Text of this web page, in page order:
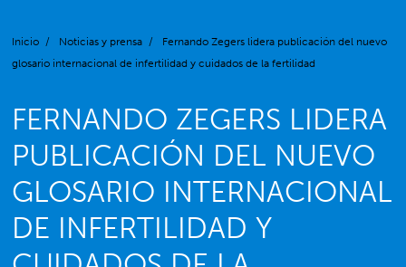
Inicio / Noticias y prensa /
Fernando Zegers lidera publicación del nuevo
glosario internacional de infertilidad y cuidados de la fertilidad
FERNANDO ZEGERS LIDERA
PUBLICACIÓN DEL NUEVO
GLOSARIO INTERNACIONAL
DE INFERTILIDAD Y